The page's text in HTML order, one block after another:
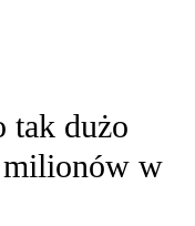
tak dużo
w